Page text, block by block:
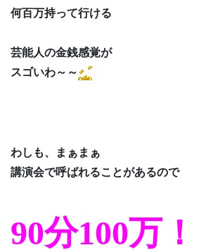
何百万持って行ける
芸能人の金銭感覚が
スゴいわ～～
わしも、まぁまぁ
講演会で呼ばれることがあるので
90分100万！